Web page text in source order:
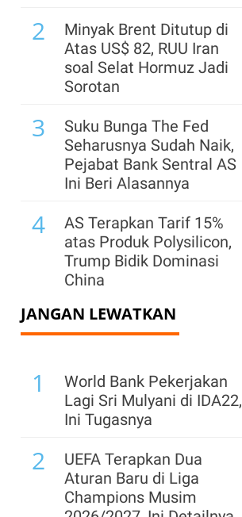
2
Minyak Brent Ditutup di
Atas US$ 82, RUU Iran
soal Selat Hormuz Jadi
Sorotan
3
Suku Bunga The Fed
Seharusnya Sudah Naik,
Pejabat Bank Sentral AS
Ini Beri Alasannya
4
AS Terapkan Tarif 15%
atas Produk Polysilicon,
Trump Bidik Dominasi
China
5
Bursa Global Turun
Kamis (6/8) Jelang Data
Minyak Melonjak
SpaceX Tertekan,
Potensi Aksi Jual Orang
Dalam Bayangi
Pergerakan Saham
Laba Kuartal II OCBC
JANGAN LEWATKAN
1
World Bank Pekerjakan
Lagi Sri Mulyani di IDA22,
Ini Tugasnya
2
UEFA Terapkan Dua
Aturan Baru di Liga
Champions Musim